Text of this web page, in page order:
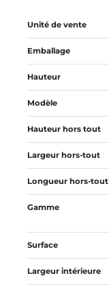
Unité de vente
Emballage
Hauteur
Modèle
Hauteur hors tout
Largeur hors-tout
Longueur hors-tout
Gamme
Surface
Largeur intérieure